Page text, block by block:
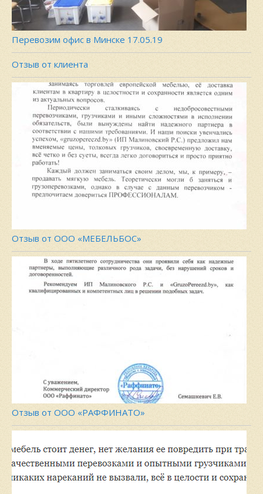
Перевозим офис в Минске 17.05.19
Отзыв от клиента
Отзыв от ООО «МЕБЕЛЬБОС»
Отзыв от ООО «РАФФИНАТО»